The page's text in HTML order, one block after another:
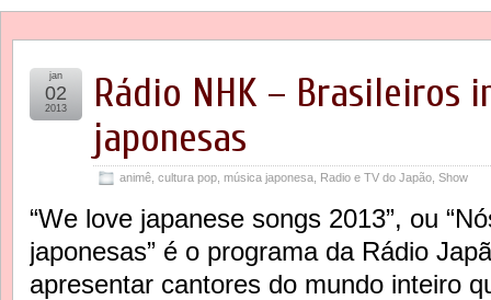
Rádio NHK – Brasileiros
japonesas
animê cultura pop música japonesa Radio e TV do Japão Show
jan
02
2013
“We love japanese songs 2013”, ou
japonesas” é o programa da Rádio
apresentar cantores do mundo inteiro